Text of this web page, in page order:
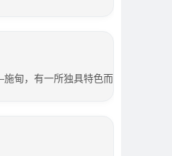
甸，有一所独具特色而